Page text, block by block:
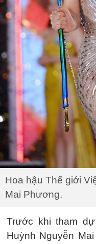
Hoa hậu Thế giới
Mai Phương.
Trước khi tham
Huỳnh Nguyễn